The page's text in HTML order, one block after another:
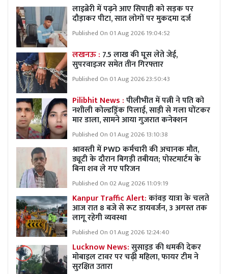
लाइब्रेरी में पढ़ने आए सिपाही को सड़क पर
दौड़ाकर पीटा, सात लोगों पर मुकदमा दर्ज
Published On 01 Aug 2026 19:04:52
लखनऊ : 7.5 लाख की घूस लेते जेई,
सुपरवाइजर समेत तीन गिरफ्तार
Published On 01 Aug 2026 23:50:43
Pilibhit News :पीलीभीत में पत्नी ने पति को
नशीली कोल्डड्रिंक पिलाई, साड़ी से गला घोंटकर
मार डाला, सामने आया गुजरात कनेक्शन
Published On 01 Aug 2026 13:10:38
श्रावस्ती में PWD कर्मचारी की अचानक मौत,
ड्यूटी के दौरान बिगड़ी तबीयत; पोस्टमार्टम के
बिना शव ले गए परिजन
Published On 02 Aug 2026 11:09:19
Kanpur Traffic Alert:कांवड़ यात्रा के चलते
आज रात 8 बजे से रूट डायवर्जन, 3 अगस्त तक
लागू रहेगी व्यवस्था
Published On 01 Aug 2026 12:24:40
Lucknow News:सुसाइड की धमकी देकर
मोबाइल टावर पर चढ़ी महिला, फायर टीम ने
सुरक्षित उतारा